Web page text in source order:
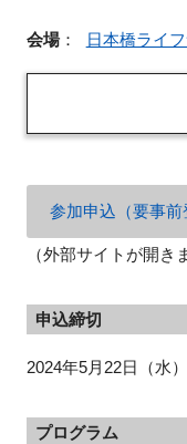
会場： 日本橋ライ
参加申込（要事前
（外部サイトが開き
申込締切
2024年5月 22日（水）
プログラム